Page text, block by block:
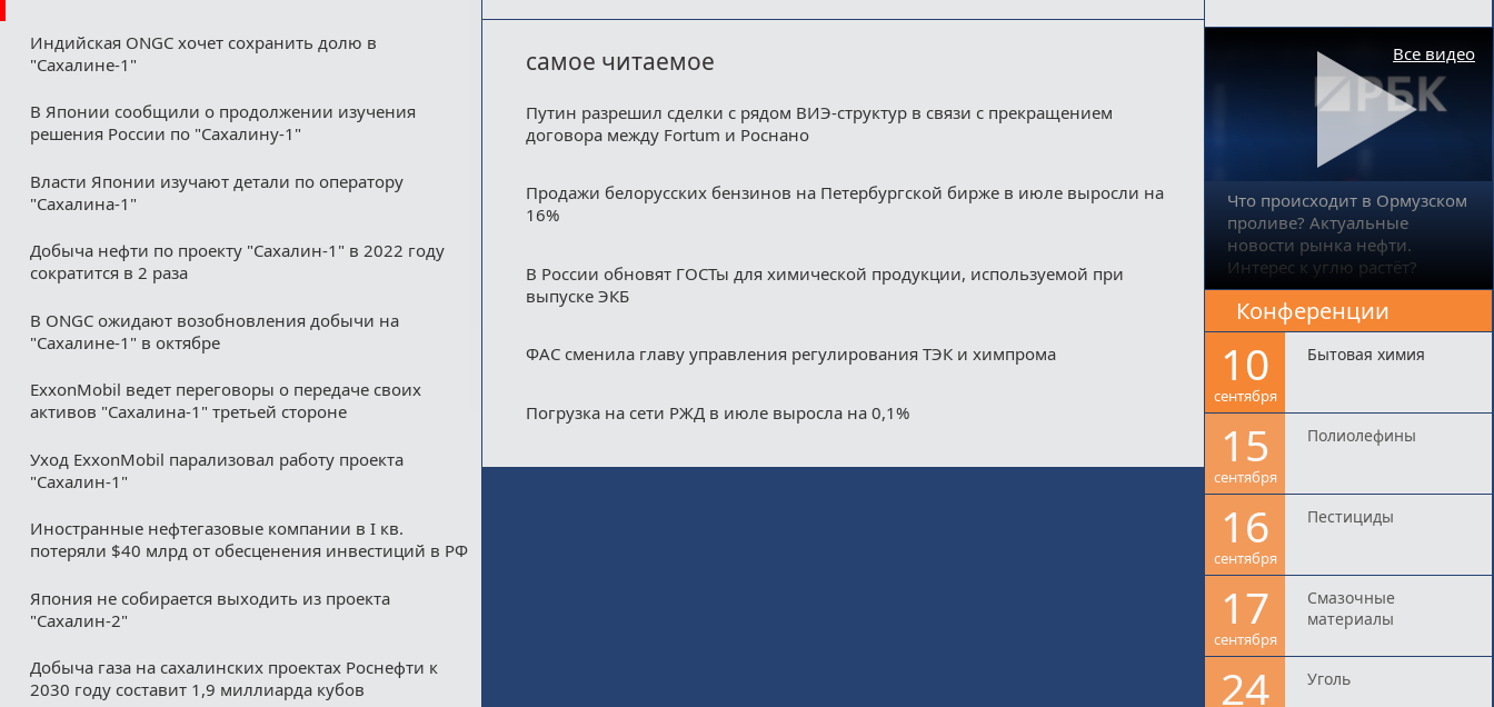
Индийская ONGC хочет сохранить долю в
"Сахалине-1"
В Японии сообщили о продолжении изучения
решения России по "Сахалину-1"
Власти Японии изучают детали по оператору
"Сахалина-1"
Добыча нефти по проекту "Сахалин-1" в 2022 году
сократится в 2 раза
В ONGС ожидают возобновления добычи на
"Сахалине-1" в октябре
ExxonMobil ведет переговоры о передаче своих
активов "Сахалина-1" третьей стороне
Уход ExxonMobil парализовал работу проекта
"Сахалин-1"
Иностранные нефтегазовые компании в I кв.
потеряли $40 млрд от обесценения инвестиций в РФ
Япония не собирается выходить из проекта
"Сахалин-2"
Добыча газа на сахалинских проектах Роснефти к
2030 году составит 1,9 миллиарда кубов
самое читаемое
Путин разрешил сделки с рядом ВИЭ-структур в связи с прекращением
договора между Fortum и Роснано
Продажи белорусских бензинов на Петербургской бирже в июле выросли на
16%
В России обновят ГОСТы для химической продукции, используемой при
выпуске ЭКБ
ФАС сменила главу управления регулирования ТЭК и химпрома
Погрузка на сети РЖД в июле выросла на 0,1%
Что происходит в Ормузском
проливе? Актуальные
новости рынка нефти.
Интерес к углю растёт?
Все видео
Конференции
10
сентября
Бытовая химия
15
сентября
Полиолефины
16
сентября
Пестициды
17
сентября
Смазочные
материалы
24 Уголь